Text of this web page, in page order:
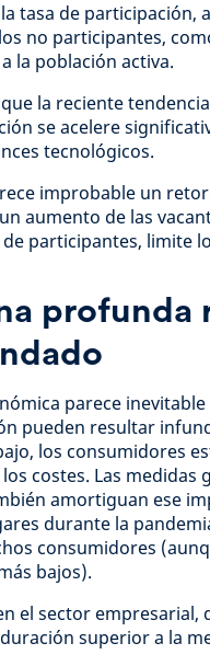
tasa de
no participantes,
la población activa.
la reciente
se acelere
tecnológicos.
improbable un
aumento de las
participantes, limite
profunda
parece
pueden resultar
los consumidores
costes. Las medidas
amortiguan ese
durante la
consumidores
bajos).
el sector empresarial,
superior a la